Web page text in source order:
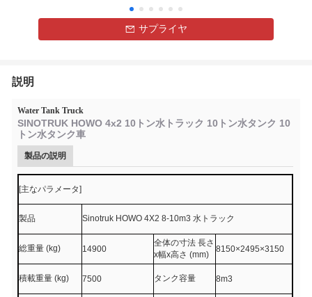
サプライヤ
説明
Water Tank Truck
SINOTRUK HOWO 4x2 10トン水トラック 10トン水タンク 10
トン水タンク車
製品の説明
[主なパラメータ]
製品 Sinotruk HOWO 4X2 8-10m3 水トラック
総重量 (kg) 14900
全体の寸法 長さ
x幅x高さ (mm)
8150×2495×3150
積載重量 (kg) 7500 タンク容量 8m3